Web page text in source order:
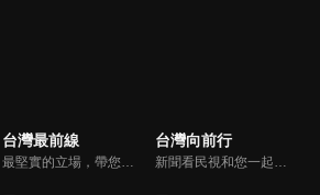
台灣最前線 台灣向前行